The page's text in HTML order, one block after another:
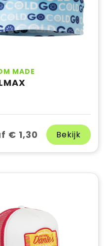
MADE
€ 1,30 Bekijk